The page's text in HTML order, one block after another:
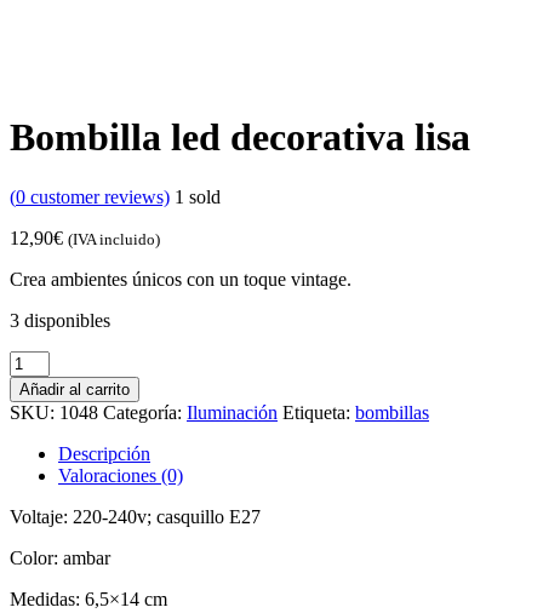
Bombilla led decorativa lisa
(0 customer reviews) 1 sold
12,90€ (IVA incluido)
Crea ambientes únicos con un toque vintage.
3 disponibles
Añadir al carrito
SKU: 1048 Categoría: Iluminación Etiqueta: bombillas
Descripción
Valoraciones (0)
Voltaje: 220-240v; casquillo E27
Color: ambar
Medidas: 6,5×14 cm